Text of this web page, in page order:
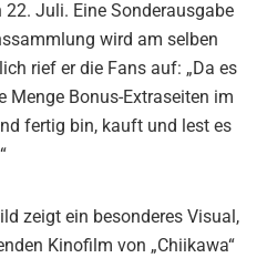
Juli. Eine Sonderausgabe
wird am selben
rief er die Fans auf: „Da es
Menge Bonus-Extraseiten im
fertig bin, kauft und lest es
zeigt ein besonderes Visual,
Kinofilm von „Chiikawa“